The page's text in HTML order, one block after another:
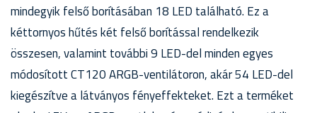
mindegyik felső borításában 18 LED található. Ez a
kéttornyos hűtés két felső borítással rendelkezik
összesen, valamint további 9 LED-del minden egyes
módosított CT120 ARGB-ventilátoron, akár 54 LED-del
kiegészítve a látványos fényeffekteket. Ezt a terméket